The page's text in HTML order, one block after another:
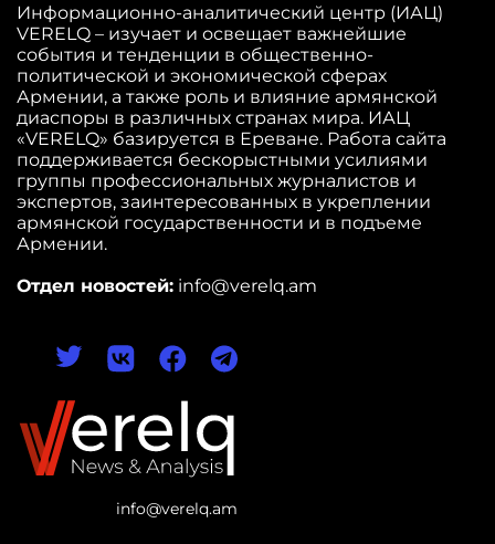
info@verelq.am
Информационно-аналитический центр (ИАЦ)
VERELQ – изучает и освещает важнейшие
события и тенденции в общественно-
политической и экономической сферах
Армении, а также роль и влияние армянской
диаспоры в различных странах мира. ИАЦ
«VERELQ» базируется в Ереване. Работа сайта
поддерживается бескорыстными усилиями
группы профессиональных журналистов и
экспертов, заинтересованных в укреплении
армянской государственности и в подъеме
Армении.
Отдел новостей: info@verelq.am